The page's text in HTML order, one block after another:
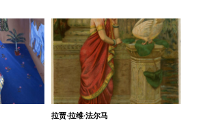
拉贾·拉维·法尔马